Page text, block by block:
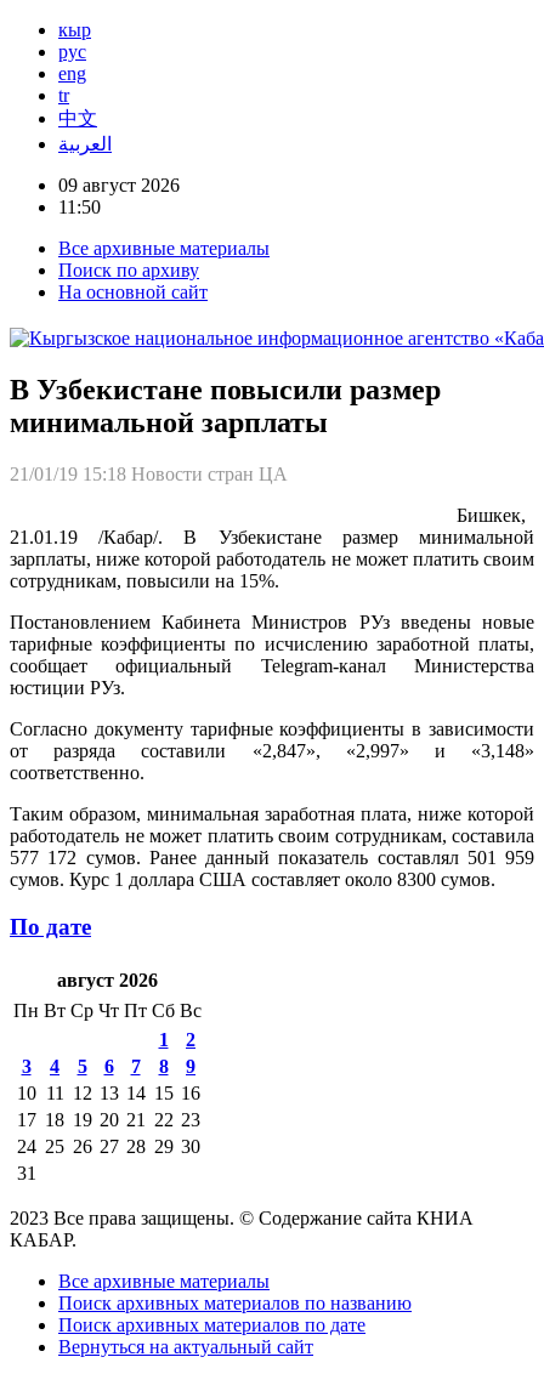
кыр
рус
eng
tr
中文
العربية
09 август 2026
11:50
Все архивные материалы
Поиск по архиву
На основной сайт
В Узбекистане повысили размер
минимальной зарплаты
21/01/19 15:18 Новости стран ЦА
Бишкек,
21.01.19 /Кабар/. В Узбекистане размер минимальной
зарплаты, ниже которой работодатель не может платить своим
сотрудникам, повысили на 15%.
Постановлением Кабинета Министров РУз введены новые
тарифные коэффициенты по исчислению заработной платы,
сообщает официальный Telegram-канал Министерства
юстиции РУз.
Согласно документу тарифные коэффициенты в зависимости
от разряда составили «2,847», «2,997» и «3,148»
соответственно.
Таким образом, минимальная заработная плата, ниже которой
работодатель не может платить своим сотрудникам, составила
577 172 сумов. Ранее данный показатель составлял 501 959
сумов. Курс 1 доллара США составляет около 8300 сумов.
По дате
август 2026
Пн Вт Ср Чт Пт Сб Вс
1
2
3
4 5 6 7 8
9
10 11 12 13 14 15 16
17 18 19 20 21 22 23
24 25 26 27 28 29 30
31
2023 Все права защищены. © Содержание сайта КНИА
КАБАР.
Все архивные материалы
Поиск архивных материалов по названию
Поиск архивных материалов по дате
Вернуться на актуальный сайт